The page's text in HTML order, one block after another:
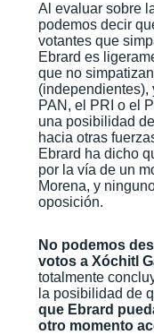
Al evaluar sobre
podemos decir
votantes que
Ebrard es
que no
(independientes),
PAN, el PRI o el
una posibilidad
hacia otras
Ebrard ha dicho
por la vía de un
Morena, y
oposición.
No podemos
votos a Xóchitl
totalmente
la posibilidad de
que Ebrard
otro momento